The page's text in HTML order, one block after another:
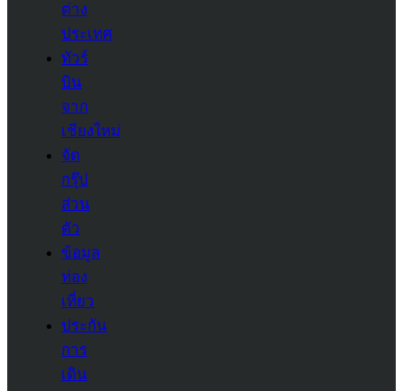
ต่าง
ประเทศ
ทัวร์
บิน
จาก
เชียงใหม่
จัด
กรุ๊ป
ส่วน
ตัว
ข้อมูล
ท่อง
เที่ยว
ประกัน
การ
เดิน